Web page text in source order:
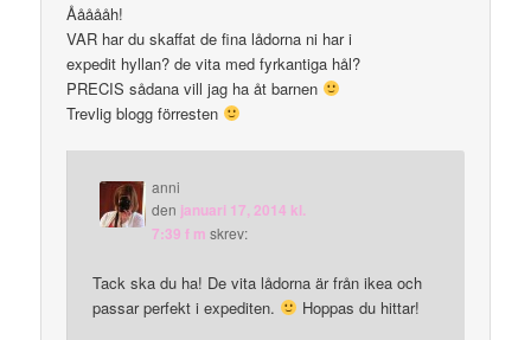
Åååååh!
VAR har du skaffat de fina lådorna ni har i
expedit hyllan? de vita med fyrkantiga hål?
PRECIS sådana vill jag ha åt barnen
Trevlig blogg förresten
anni
den januari 17, 2014 kl.
7:39 f m skrev:
Tack ska du ha! De vita lådorna är från ikea och
passar perfekt i expediten.
Hoppas du hittar!